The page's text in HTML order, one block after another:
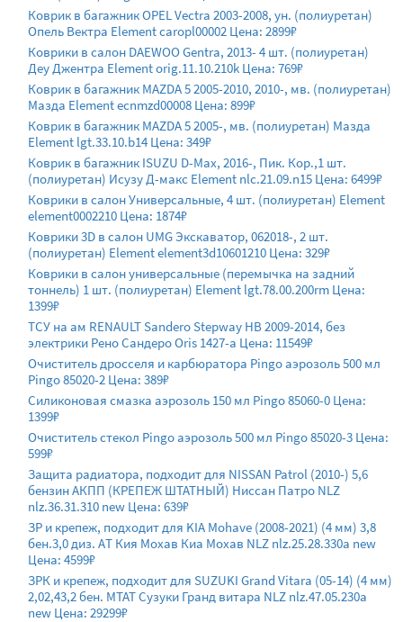
Коврик в багажник OPEL Vectra 2003-2008, ун. (полиуретан)
Опель Вектра Element caropl00002 Цена: 2899₽
Коврики в салон DAEWOO Gentra, 2013- 4 шт. (полиуретан)
Деу Джентра Element orig.11.10.210k Цена: 769₽
Коврик в багажник MAZDA 5 2005-2010, 2010-, мв. (полиуретан)
Мазда Element ecnmzd00008 Цена: 899₽
Коврик в багажник MAZDA 5 2005-, мв. (полиуретан) Мазда
Element lgt.33.10.b14 Цена: 349₽
Коврик в багажник ISUZU D-Max, 2016-, Пик. Кор.,1 шт.
(полиуретан) Исузу Д-макс Element nlc.21.09.n15 Цена: 6499₽
Коврики в салон Универсальные, 4 шт. (полиуретан) Element
element0002210 Цена: 1874₽
Коврики 3D в салон UMG Экскаватор, 062018-, 2 шт.
(полиуретан) Element element3d10601210 Цена: 329₽
Коврики в салон универсальные (перемычка на задний
тоннель) 1 шт. (полиуретан) Element lgt.78.00.200rm Цена:
1399₽
ТСУ на ам RENAULT Sandero Stepway HB 2009-2014, без
электрики Рено Сандеро Oris 1427-a Цена: 11549₽
Очиститель дросселя и карбюратора Pingo аэрозоль 500 мл
Pingo 85020-2 Цена: 389₽
Силиконовая смазка аэрозоль 150 мл Pingo 85060-0 Цена:
1399₽
Очиститель стекол Pingo аэрозоль 500 мл Pingo 85020-3 Цена:
599₽
Защита радиатора, подходит для NISSAN Patrol (2010-) 5,6
бензин АКПП (КРЕПЕЖ ШТАТНЫЙ) Ниссан Патро NLZ
nlz.36.31.310 new Цена: 639₽
ЗР и крепеж, подходит для KIA Mohave (2008-2021) (4 мм) 3,8
бен.3,0 диз. AТ Кия Мохав Киа Мохав NLZ nlz.25.28.330a new
Цена: 4599₽
ЗРК и крепеж, подходит для SUZUKI Grand Vitara (05-14) (4 мм)
2,02,43,2 бен. МТАТ Сузуки Гранд витара NLZ nlz.47.05.230a
new Цена: 29299₽